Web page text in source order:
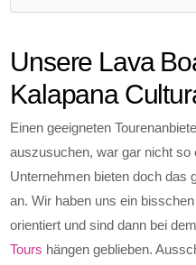
Unsere Lava
Kalapana
Einen geeigneten
auszusuchen, war gar nicht so
Unternehmen bieten doch das
an. Wir haben uns ein
orientiert und sind dann bei
Tours hängen geblieben.